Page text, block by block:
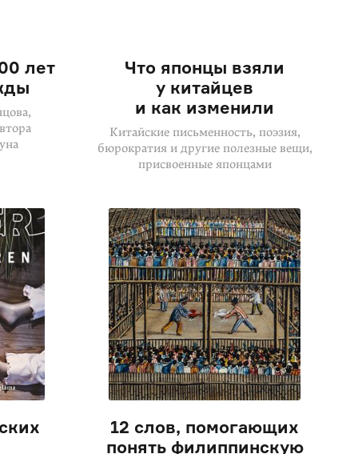
лет
Что японцы взяли
у китайцев
и как изменили
Китайские письменность, поэзия,
бюрократия и другие полезные вещи,
присвоенные японцами
12 слов, помогающих
понять филиппинскую